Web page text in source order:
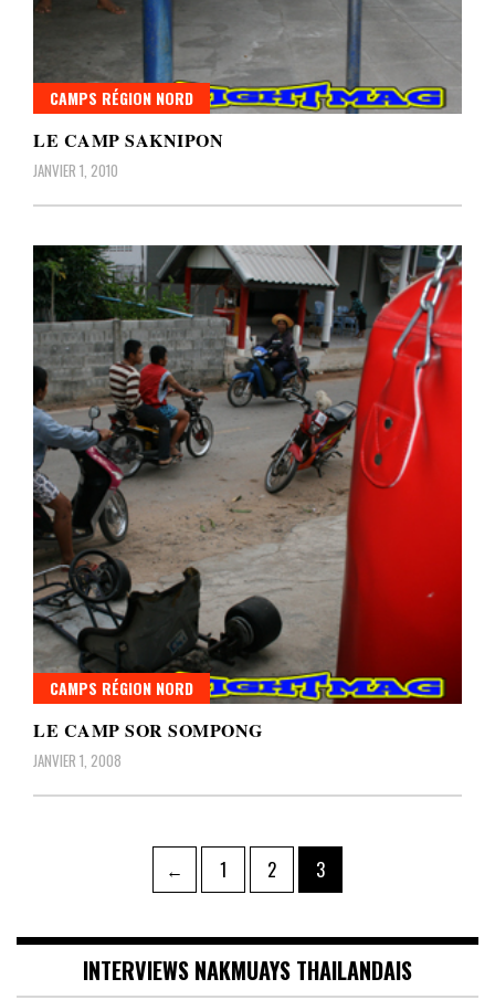
CAMPS RÉGION NORD
LE CAMP SAKNIPON
JANVIER 1, 2010
CAMPS RÉGION NORD
LE CAMP SOR SOMPONG
JANVIER 1, 2008
publications
← Page
1 Page
2 Page
3
INTERVIEWS NAKMUAYS THAILANDAIS